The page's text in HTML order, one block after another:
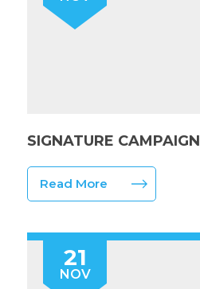
SIGNATURE CAMPAIGN
Read More
21
NOV